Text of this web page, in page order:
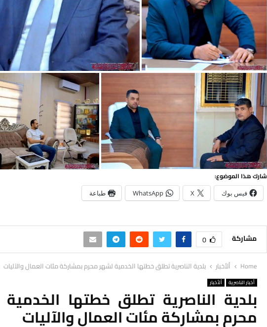
شارك هذا الموضوع:
فيس بوك X
WhatsApp طباعة
مشاركة 0
Home ألأخبار بلدية الناصرية تطلق خطتها الخدمية لشهر محرم بمشاركة مئات العمال والآليات
أخبار الناصرية ألأخبار
بلدية الناصرية تطلق خطتها
محرم بمشاركة مئات العمال والآليات